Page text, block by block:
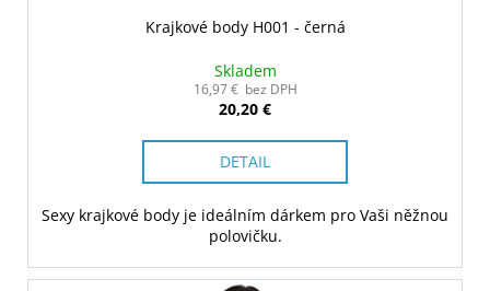
Krajkové body H001 - černá
Skladem
16,97 € bez DPH
20,20 €
DETAIL
Sexy krajkové body je ideálním dárkem pro Vaši něžnou
polovičku.